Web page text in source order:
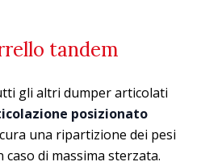
tandem
gli altri dumper articolati
posizionato
una ripartizione dei pesi
di massima sterzata.